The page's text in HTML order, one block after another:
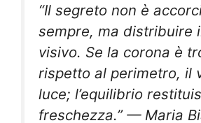
“Il segreto non è
sempre, ma distribuire
visivo. Se la corona è
rispetto al perimetro, il
luce; l’equilibrio
freschezza.” — Maria